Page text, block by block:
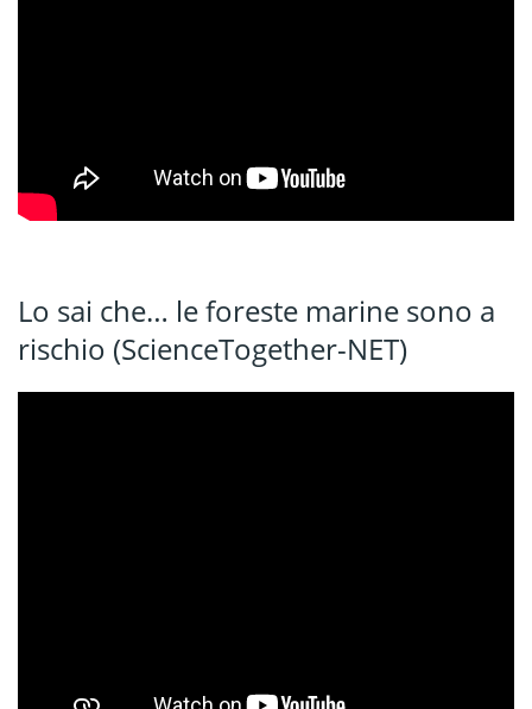
Lo sai che… le foreste marine sono a
rischio (ScienceTogether-NET)